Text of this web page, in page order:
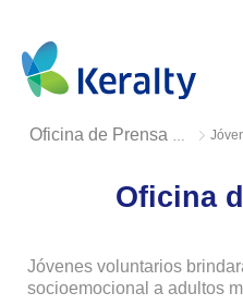
Oficina de Prensa 2020 Jóvenes
Oficina
Jóvenes voluntarios
socioemocional a adultos